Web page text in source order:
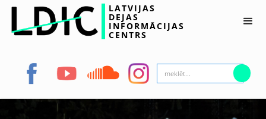
LATVIJAS
DEJAS
INFORMĀCIJAS
CENTRS